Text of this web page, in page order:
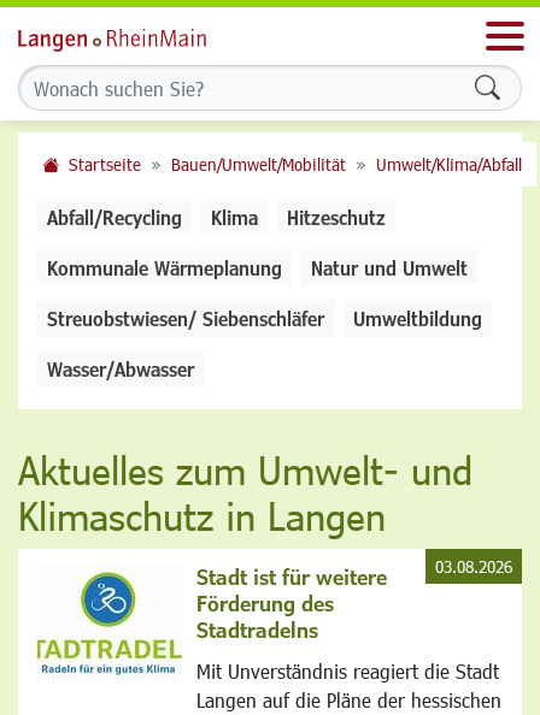
Startseite Bauen/Umwelt/Mobilität Umwelt/Klima/Abfall
Abfall/Recycling Klima Hitzeschutz
Kommunale Wärmeplanung Natur und Umwelt
Streuobstwiesen/ Siebenschläfer Umweltbildung
Wasser/Abwasser
Aktuelles zum Umwelt- und
Klimaschutz in Langen
Stadt ist für weitere
Förderung des
Stadtradelns
Mit Unverständnis reagiert die Stadt
Langen auf die Pläne der hessischen
03.08.2026